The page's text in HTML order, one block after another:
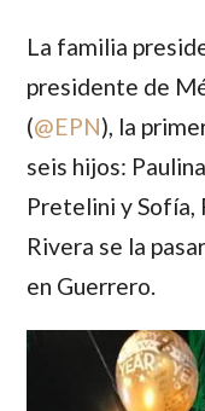
La familia
presidente de
(@EPN), la
seis hijos:
Pretelini ySofía,
Rivera se la
en Guerrero.